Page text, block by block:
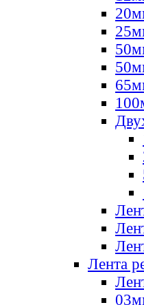
Лента